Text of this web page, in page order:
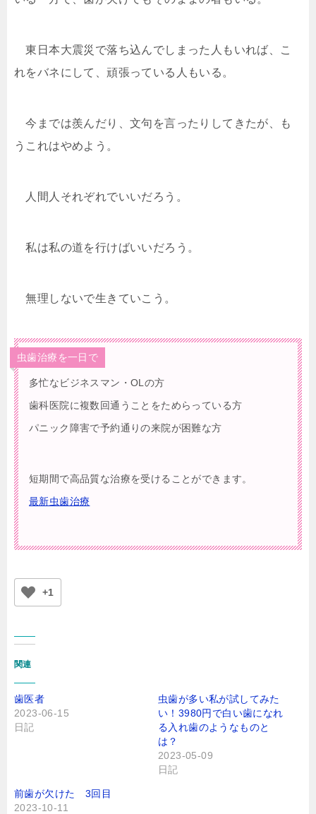
東日本大震災で落ち込んでしまった人もいれば、こ
れをバネにして、頑張っている人もいる。
今までは羨んだり、文句を言ったりしてきたが、も
うこれはやめよう。
人間人それぞれでいいだろう。
私は私の道を行けばいいだろう。
無理しないで生きていこう。
虫歯治療を一日で
多忙なビジネスマン・OLの方
歯科医院に複数回通うことをためらっている方
パニック障害で予約通りの来院が困難な方
短期間で高品質な治療を受けることができます。
最新虫歯治療
+1
関連
歯医者
2023-06-15
日記
虫歯が多い私が試してみた
い！3980円で白い歯になれ
る入れ歯のようなものと
は？
2023-05-09
日記
前歯が欠けた 3回目
2023-10-11